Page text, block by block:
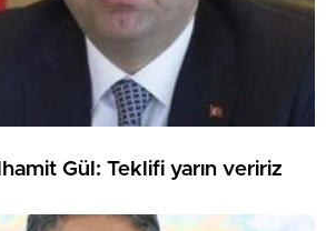
Gül: Teklifi yarın veririz